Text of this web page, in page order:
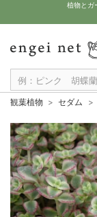
植物とガ
観葉植物 セダム
観葉植物特集
ポッ
多肉植物を楽しもう
多肉植物を楽しもう